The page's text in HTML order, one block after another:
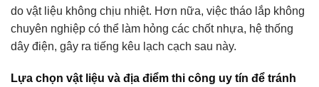
do vật liệu không chịu nhiệt. Hơn nữa, việc tháo lắp không
chuyên nghiệp có thể làm hỏng các chốt nhựa, hệ thống
dây điện, gây ra tiếng kêu lạch cạch sau này.
Lựa chọn vật liệu và địa điểm thi công uy tín để tránh